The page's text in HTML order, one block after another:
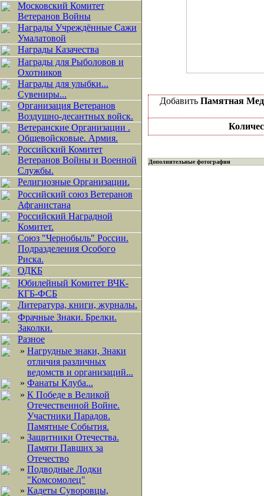
Московский Комитет
Ветеранов Войны
Награды Учреждённые Сажи
Умалатовой
Награды Казачества
Награды для Рыболовов и
Охотников
Награды для улыбки...
Сувениры...
Организация Ветеранов
Воздушно-десантных войск.
Ветеранские Организации .
Общевойсковые. Армия.
Российский Комитет
Ветеранов Войны и Военной
Службы.
Религиозные Организации.
Российский союз Ветеранов
Афганистана
Российский Наградной
Комитет.
Союз "Чернобыль" России.
Подразделения Особого
Риска.
ОДКБ
Юбилейный Комитет ВЧК-
КГБ-ФСБ
Литература, книги, журналы.
Фрачные Знаки. Брелки.
Заколки.
Разное
» Нагрудные знаки, Знаки
отличия различных
ведомств и организаций...
» Фанаты Клуба...
» К Победе в Великой
Отечественной Войне.
Участники Парадов.
Памятные События.
» Защитники Отечества.
Памяти Павших за
Отечество
» Подводные Лодки
"Комсомолец"
» Кадеты Суворовцы,
Добавить Памятная
Дополнительные фотографии